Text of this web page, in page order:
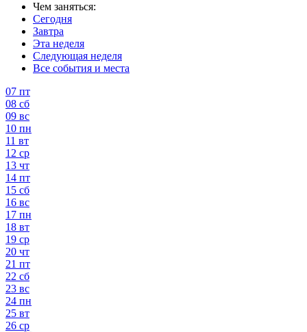
Чем заняться:
Сегодня
Завтра
Эта неделя
Следующая неделя
Все события и места
07 пт
08 сб
09 вс
10 пн
11 вт
12 ср
13 чт
14 пт
15 сб
16 вс
17 пн
18 вт
19 ср
20 чт
21 пт
22 сб
23 вс
24 пн
25 вт
26 ср